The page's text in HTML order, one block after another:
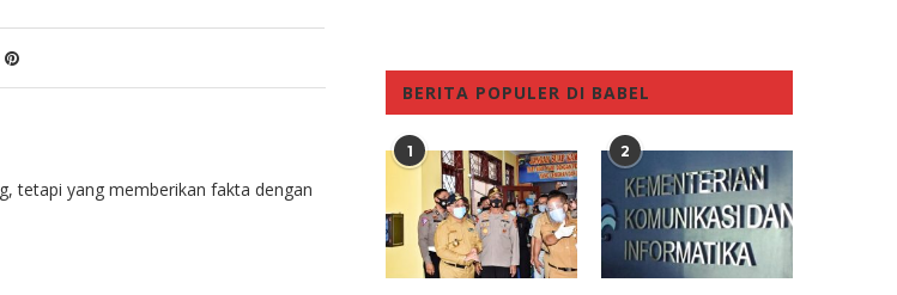
tetapi yang memberikan fakta dengan
BERITA POPULER DI BABEL
1 2